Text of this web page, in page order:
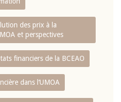
des prix à la
et perspectives
financiers de la BCEAO
dans l‘UMOA